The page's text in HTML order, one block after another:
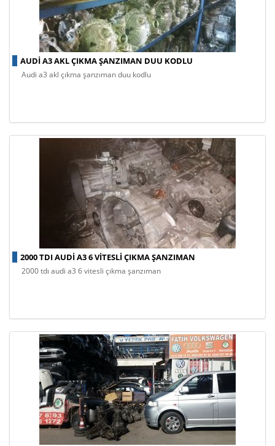
AUDI A3 AKL ÇIKMA ŞANZIMAN DUU KODLU
audi a3 akl çıkma şanzıman duu kodlu
2000 TDI AUDI A3 6 VITESLI ÇIKMA ŞANZIMAN
2000 tdı audi a3 6 vitesli çıkma şanzıman